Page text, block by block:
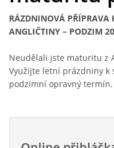
RÁZDNINOVÁ PŘÍPRAVA
ANGLIČTINY – PODZIM
Neudělali jste maturitu z
Využijte letní prázdniny k
podzimní opravný termín.